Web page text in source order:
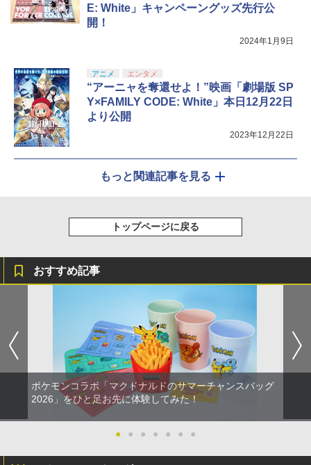
E: White」キャンペーングッズ先行公
開！
2024年1月9日
アニメ エンタメ
“アーニャを奪還せよ！”映画「劇場版 SP
Y×FAMILY CODE: White」本日12月22日
より公開
2023年12月22日
もっと関連記事を見る
トップページに戻る
おすすめ記事
ポケモンコラボ「マクドナルドのサマーチャンスバッグ
2026」をひと足お先に体験してみた！
● ● ● ● ● ● ●